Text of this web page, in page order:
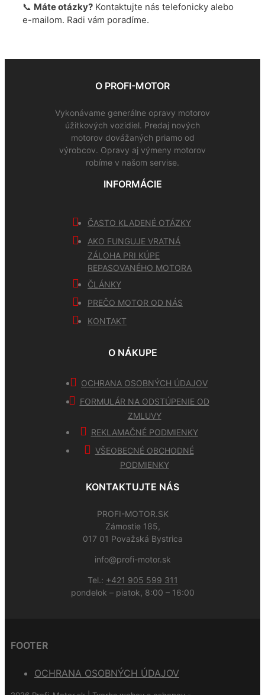
📞 Máte otázky? Kontaktujte nás telefonicky alebo
e-mailom. Radi vám poradíme.
O PROFI-MOTOR
Vykonávame generálne opravy motorov
úžitkových vozidiel. Predaj nových
motorov dovážaných priamo od
výrobcov. Opravy aj výmeny motorov
robíme v našom servise.
INFORMÁCIE
ČASTO KLADENÉ OTÁZKY
AKO FUNGUJE VRATNÁ
ZÁLOHA PRI KÚPE
REPASOVANÉHO MOTORA
ČLÁNKY
PREČO MOTOR OD NÁS
KONTAKT
O NÁKUPE
OCHRANA OSOBNÝCH ÚDAJOV
FORMULÁR NA ODSTÚPENIE OD
ZMLUVY
REKLAMAČNÉ PODMIENKY
VŠEOBECNÉ OBCHODNÉ
PODMIENKY
KONTAKTUJTE NÁS
PROFI-MOTOR.SK
Zámostie 185,
017 01 Považská Bystrica
info@profi-motor.sk
Tel.: +421 905 599 311
pondelok – piatok, 8:00 – 16:00
FOOTER
OCHRANA OSOBNÝCH ÚDAJOV